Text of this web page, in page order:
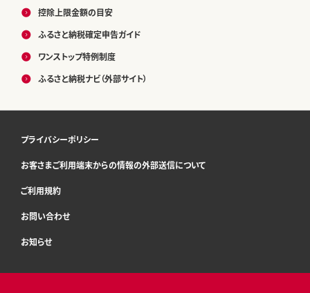
控除上限金額の目安
ふるさと納税確定申告ガイド
ワンストップ特例制度
ふるさと納税ナビ（外部サイト）
プライバシーポリシー
お客さまご利用端末からの情報の外部送信について
ご利用規約
お問い合わせ
お知らせ